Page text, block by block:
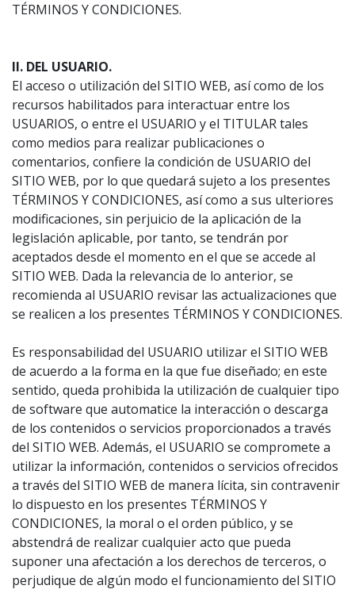
TÉRMINOS Y CONDICIONES.
II. DEL USUARIO.
El acceso o utilización del SITIO WEB, así como de los
recursos habilitados para interactuar entre los
USUARIOS, o entre el USUARIO y el TITULAR tales
como medios para realizar publicaciones o
comentarios, confiere la condición de USUARIO del
SITIO WEB, por lo que quedará sujeto a los presentes
TÉRMINOS Y CONDICIONES, así como a sus ulteriores
modificaciones, sin perjuicio de la aplicación de la
legislación aplicable, por tanto, se tendrán por
aceptados desde el momento en el que se accede al
SITIO WEB. Dada la relevancia de lo anterior, se
recomienda al USUARIO revisar las actualizaciones que
se realicen a los presentes TÉRMINOS Y CONDICIONES.
Es responsabilidad del USUARIO utilizar el SITIO WEB
de acuerdo a la forma en la que fue diseñado; en este
sentido, queda prohibida la utilización de cualquier tipo
de software que automatice la interacción o descarga
de los contenidos o servicios proporcionados a través
del SITIO WEB. Además, el USUARIO se compromete a
utilizar la información, contenidos o servicios ofrecidos
a través del SITIO WEB de manera lícita, sin contravenir
lo dispuesto en los presentes TÉRMINOS Y
CONDICIONES, la moral o el orden público, y se
abstendrá de realizar cualquier acto que pueda
suponer una afectación a los derechos de terceros, o
perjudique de algún modo el funcionamiento del SITIO